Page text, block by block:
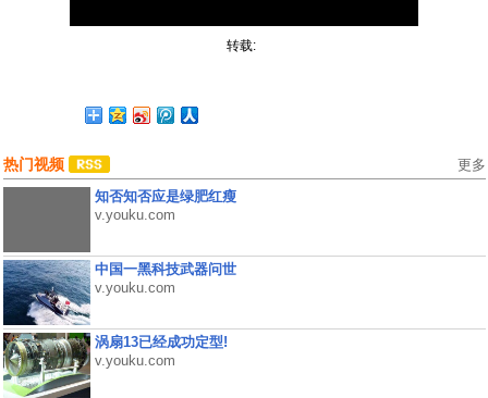
转载:
热门视频 更多
知否知否应是绿肥红瘦
v.youku.com
中国一黑科技武器问世
v.youku.com
涡扇13已经成功定型!
v.youku.com